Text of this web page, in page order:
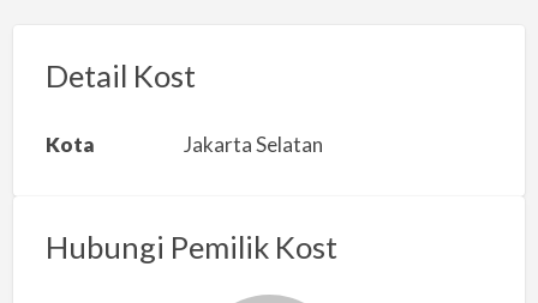
r
a
s
Detail Kost
Kota Jakarta Selatan
Hubungi Pemilik Kost